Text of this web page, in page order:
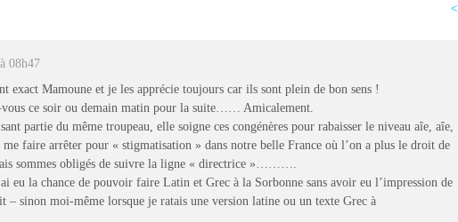
<
08h47
exact Mamoune et je les apprécie toujours car ils sont plein de bon sens !
vous ce soir ou demain matin pour la suite…… Amicalement.
partie du même troupeau, elle soigne ces congénères pour rabaisser le niveau aîe, aîe,
faire arrêter pour « stigmatisation » dans notre belle France où l’on a plus le droit de
sommes obligés de suivre la ligne « directrice »……….
eu la chance de pouvoir faire Latin et Grec à la Sorbonne sans avoir eu l’impression de
– sinon moi-même lorsque je ratais une version latine ou un texte Grec à